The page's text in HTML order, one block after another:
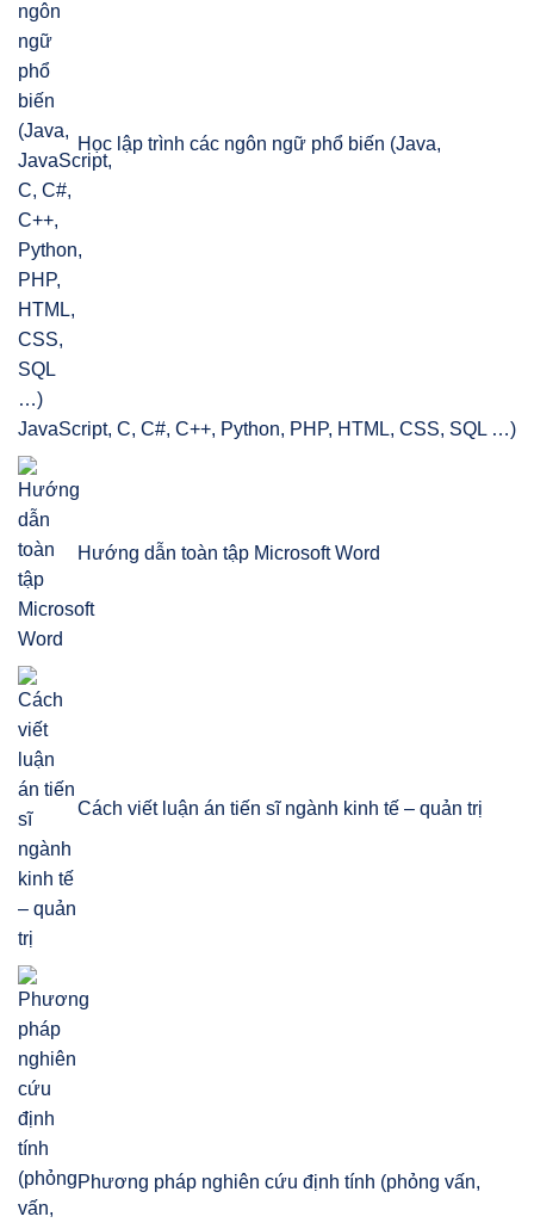
Học lập trình các ngôn ngữ phổ biến (Java,
JavaScript, C, C#, C++, Python, PHP, HTML, CSS, SQL …)
Hướng dẫn toàn tập Microsoft Word
Cách viết luận án tiến sĩ ngành kinh tế – quản trị
Phương pháp nghiên cứu định tính (phỏng vấn,